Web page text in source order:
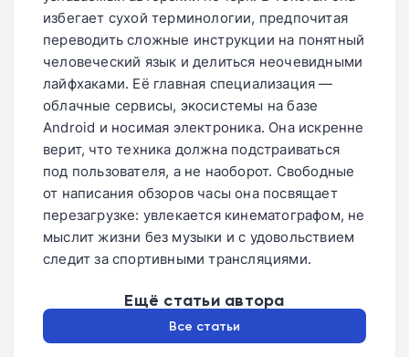
избегает сухой терминологии, предпочитая
переводить сложные инструкции на понятный
человеческий язык и делиться неочевидными
лайфхаками. Её главная специализация —
облачные сервисы, экосистемы на базе
Android и носимая электроника. Она искренне
верит, что техника должна подстраиваться
под пользователя, а не наоборот. Свободные
от написания обзоров часы она посвящает
перезагрузке: увлекается кинематографом, не
мыслит жизни без музыки и с удовольствием
следит за спортивными трансляциями.
Ещё статьи автора
Все статьи